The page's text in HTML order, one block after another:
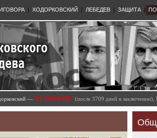
| ХОДОРКОВСКИЙ | ЛЕБЕДЕВ | ЗАЩИТА |
— НА СВОБОДЕ! (после 3709 дней в